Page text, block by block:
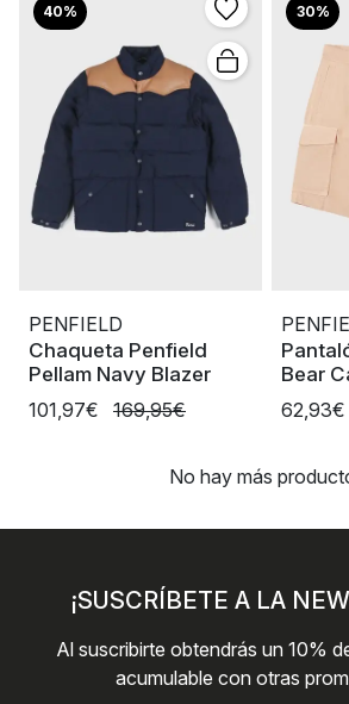
40%
PENFIELD
Chaqueta Penfield
Pellam Navy Blazer
101,97€
169,95€
30%
Bear
62,93€
No hay más
¡SUSCRÍBETE A LA
Al suscribirte obtendrás un 10%
acumulable con otras